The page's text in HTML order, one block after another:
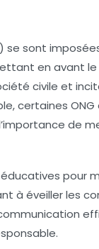
se sont
en avant le
civile et
certaines
de
pour
à éveiller les